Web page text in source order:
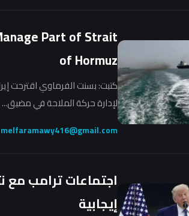
Part of Strait
of Hormuz
كتبت: بسنت الفرماوي اقترحت
لإدارة حركة الملاحة في مضيق...
melfaramawy416@gmail.com
اجتماعات ترامب مع
إيجابية